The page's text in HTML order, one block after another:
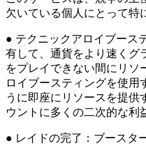
欠いている個人にとって特
● テクニックアロイブース
有して、通貨をより速くグ
をプレイできない間にリソ
ロイブースティングを使用
うに即座にリソースを提供
ウントに多くの二次的な利
● レイドの完了：ブースタ